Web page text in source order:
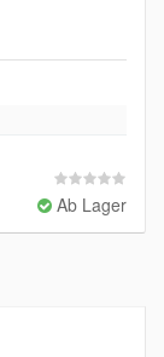
Ab Lager